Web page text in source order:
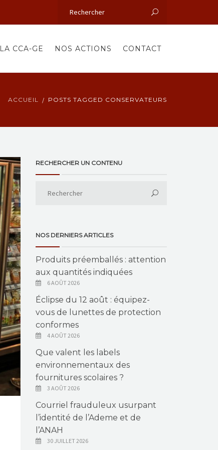
LA CCA-GE NOS ACTIONS CONTACT
ACCUEIL POSTS TAGGED CONSERVATEURS
RECHERCHER UN CONTENU
NOS DERNIERS ARTICLES
Produits préemballés : attention
aux quantités indiquées
6 AOÛT 2026
Éclipse du 12 août : équipez-
vous de lunettes de protection
conformes
4 AOÛT 2026
Que valent les labels
environnementaux des
fournitures scolaires ?
3 AOÛT 2026
Courriel frauduleux usurpant
l’identité de l’Ademe et de
l’ANAH
30 JUILLET 2026